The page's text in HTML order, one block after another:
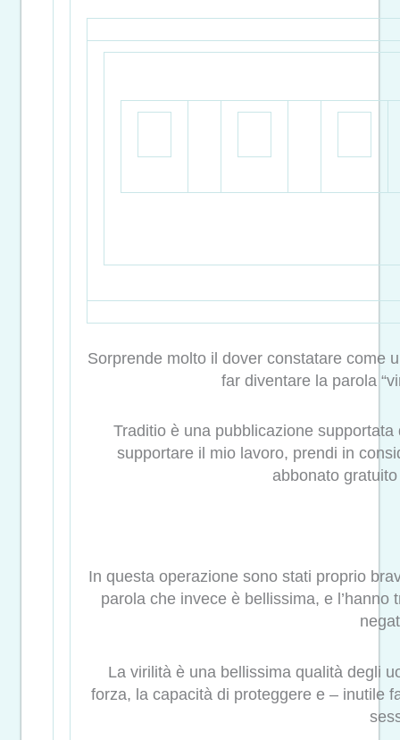
Sorprende molto il dover constatare come
far diventare la parola
Traditio è una pubblicazione
supportare il mio lavoro, prendi in
abbonato
In questa operazione sono stati proprio
parola che invece è bellissima, e
La virilità è una bellissima qualità degli
forza, la capacità di proteggere e – inutile